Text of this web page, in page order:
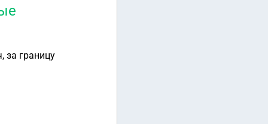
за границу